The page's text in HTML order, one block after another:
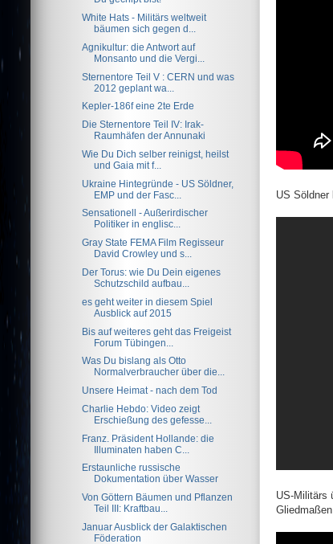
US Söldner
US-Militärs
White Hats - Militärs weltweit
bäumen sich gegen d...
Agnikultur: die Antwort auf
Monsanto und die Vergi...
Sternentore Teil V : CERN und was
2012 geplant wa...
Kepler-186f eine 2te Erde
Die Sternentore Teil IV: Irak-
Raumhäfen der Annunaki
Wie Du Dich selber reinigst, heilst
und Gaia mit f...
Ukraine Hintegründe - US Söldner,
EMP und der Fasc...
Sensationell - Außerirdischer
Politiker in englisc...
Gray State FEMA Film Regisseur
David Crowley und s...
Der Torus: wie Du Dein eigenes
Schutzschild aufbau...
es geht weiter in diesem Spiel
Ausblick auf 2015
Bis auf weiteres geht das Freigeist
Forum Tübingen...
Was Du bislang als Otto
Normalverbraucher über die...
Unsere Heimat - nach dem Tod
Charlie Hebdo: Video zeigt
Erschießung des gefesse...
Franz. Präsident Hollande: die
Illuminaten haben C...
Erstaunliche russische
Dokumentation über Wasser
Von Göttern Bäumen und Pflanzen
Teil III: Kraftbau...
Januar Ausblick der Galaktischen
Föderation